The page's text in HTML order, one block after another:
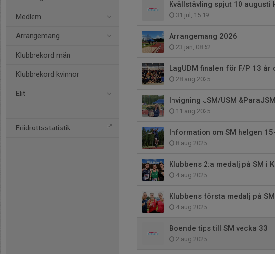
Medlem
Arrangemang
Klubbrekord män
Klubbrekord kvinnor
Elit
Friidrottsstatistik
Kvällstävling spjut 10 augusti
31 jul, 15:19
Arrangemang 2026
23 jan, 08:52
LagUDM finalen för F/P 13 år
28 aug 2025
Invigning JSM/USM &ParaJSM
11 aug 2025
Information om SM helgen
8 aug 2025
Klubbens 2:a medalj på SM i
4 aug 2025
Klubbens första medalj på
4 aug 2025
Boende tips till SM vecka 33
2 aug 2025